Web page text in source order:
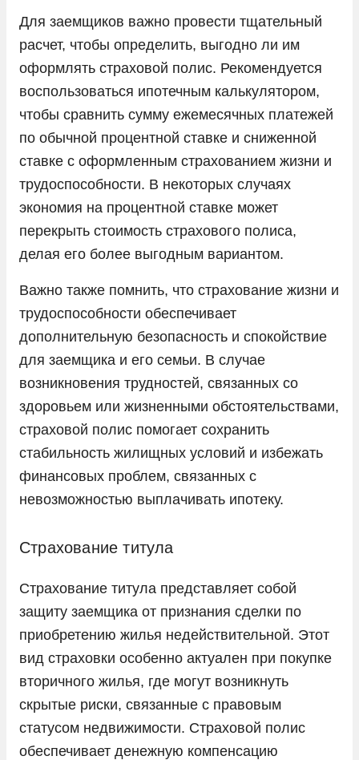
Для заемщиков важно провести тщательный
расчет, чтобы определить, выгодно ли им
оформлять страховой полис. Рекомендуется
воспользоваться ипотечным калькулятором,
чтобы сравнить сумму ежемесячных платежей
по обычной процентной ставке и сниженной
ставке с оформленным страхованием жизни и
трудоспособности. В некоторых случаях
экономия на процентной ставке может
перекрыть стоимость страхового полиса,
делая его более выгодным вариантом.
Важно также помнить, что страхование жизни и
трудоспособности обеспечивает
дополнительную безопасность и спокойствие
для заемщика и его семьи. В случае
возникновения трудностей, связанных со
здоровьем или жизненными обстоятельствами,
страховой полис помогает сохранить
стабильность жилищных условий и избежать
финансовых проблем, связанных с
невозможностью выплачивать ипотеку.
Страхование титула
Страхование титула представляет собой
защиту заемщика от признания сделки по
приобретению жилья недействительной. Этот
вид страховки особенно актуален при покупке
вторичного жилья, где могут возникнуть
скрытые риски, связанные с правовым
статусом недвижимости. Страховой полис
обеспечивает денежную компенсацию